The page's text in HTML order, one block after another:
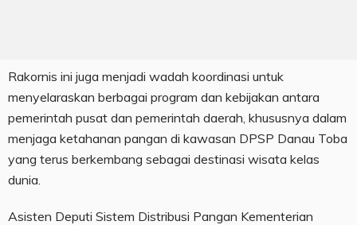
Rakornis ini juga menjadi wadah koordinasi untuk
menyelaraskan berbagai program dan kebijakan antara
pemerintah pusat dan pemerintah daerah, khususnya dalam
menjaga ketahanan pangan di kawasan DPSP Danau Toba
yang terus berkembang sebagai destinasi wisata kelas
dunia.
Asisten Deputi Sistem Distribusi Pangan Kementerian